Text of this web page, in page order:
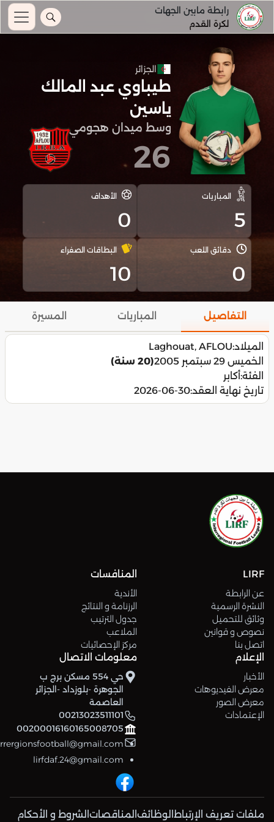
رابطة مابين الجهات
لكرة القدم
الجزائر
طيباوي عبد المالك
ياسين
وسط ميدان هجومي
26
المباريات
5
الأهداف
0
دقائق اللعب
0
البطاقات الصفراء
10
التفاصيل المباريات المسيرة
الميلاد:Laghouat, AFLOU
الخميس 29 سبتمبر 2005
(20 سنة)
الفئة:أكابر
تاريخ نهاية العقد:2026-06-30
LIRF
عن الرابطة
النشرة الرسمية
وثائق للتحميل
نصوص و قوانين
اتصل بنا
المنافسات
الأندية
الرزنامة و النتائج
جدول الترتيب
الملاعب
مركز الإحصائيات
الإعلام
الأخبار
معرض الفيديوهات
معرض الصور
الإعتمادات
معلومات الاتصال
حي 554 مسكن برج ب
الجوهرة -بلوزداد -الجزائر
العاصمة
00213023511101
00200016160165008705
lirfdaf.24@gmail.com
ملفات تعريف الإرتباط الوظائف المناقصات الشروط و الأحكام